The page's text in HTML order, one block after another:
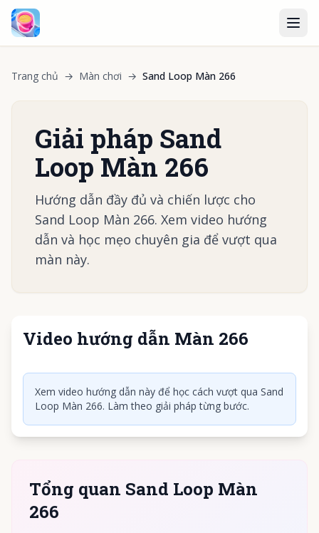
Trang chủ → Màn chơi → Sand Loop Màn 266
Giải pháp Sand
Loop Màn 266
Hướng dẫn đầy đủ và chiến lược cho
Sand Loop Màn 266. Xem video hướng
dẫn và học mẹo chuyên gia để vượt qua
màn này.
Video hướng dẫn Màn 266
Nhấn để phát video
Xem video hướng dẫn này để học cách vượt qua Sand
Loop Màn 266. Làm theo giải pháp từng bước.
Tổng quan Sand Loop Màn
266